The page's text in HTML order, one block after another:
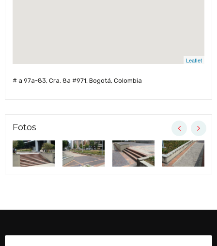
Leaflet
# a 97a-83, Cra. 8a #971, Bogotá, Colombia
Fotos